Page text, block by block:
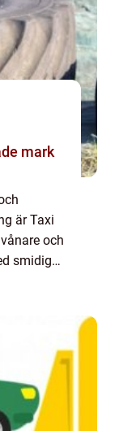
mark
är Taxi
och
smidig